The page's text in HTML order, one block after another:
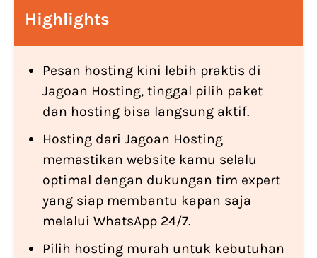
Highlights
Pesan hosting kini lebih praktis di
Jagoan Hosting, tinggal pilih paket
dan hosting bisa langsung aktif.
Hosting dari Jagoan Hosting
memastikan website kamu selalu
optimal dengan dukungan tim expert
yang siap membantu kapan saja
melalui WhatsApp 24/7.
Pilih hosting murah untuk kebutuhan